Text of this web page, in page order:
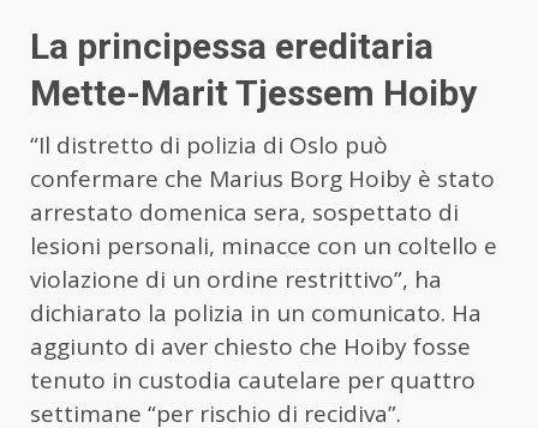
La principessa ereditaria
Mette-Marit Tjessem Hoiby
“Il distretto di polizia di Oslo può
confermare che Marius Borg Hoiby è stato
arrestato domenica sera, sospettato di
lesioni personali, minacce con un coltello e
violazione di un ordine restrittivo”, ha
dichiarato la polizia in un comunicato. Ha
aggiunto di aver chiesto che Hoiby fosse
tenuto in custodia cautelare per quattro
settimane “per rischio di recidiva”.